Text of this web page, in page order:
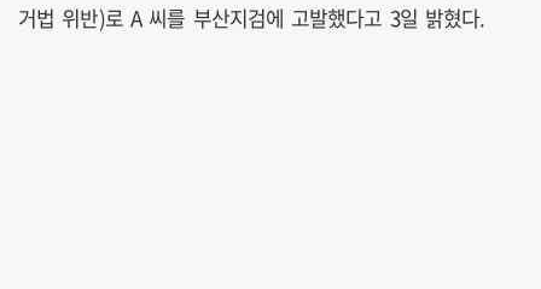
거법 위반)로 A 씨를 부산지검에 고발했다고 3일 밝혔다.